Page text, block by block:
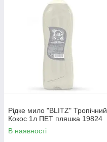
Рідке мило "BLITZ" Тропічний
Кокос 1л ПЕТ пляшка 19824
В наявності